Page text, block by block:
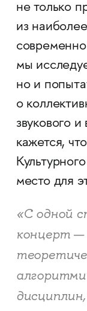
не только
из
мы
но и
о
звукового
кажется,
место для
«С одной
концерт